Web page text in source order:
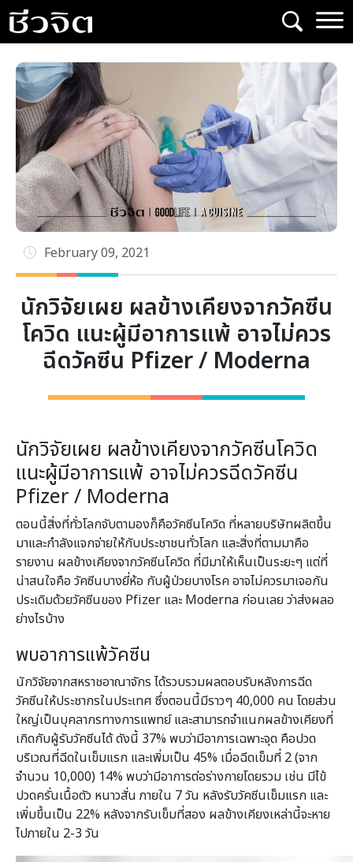
Skip
to
content
February 09, 2021
นักวิจัยเผย ผลข้างเคียงจากวัคซีน
โควิด แนะผู้มีอาการแพ้ อาจไม่ควร
ฉีดวัคซีน Pfizer / Moderna
นักวิจัยเผย ผลข้างเคียงจากวัคซีนโควิด
แนะผู้มีอาการแพ้ อาจไม่ควรฉีดวัคซีน
Pfizer / Moderna
ตอนนี้สิ่งที่ทั่วโลกจับตามองก็คือวัคซีนโควิด ที่หลายบริษัทผลิตขึ้น
มาและกำลังแจกจ่ายให้กับประชาชนทั่วโลก และสิ่งที่ตามมาคือ
รายงาน ผลข้างเคียงจากวัคซีนโควิด ที่มีมาให้เห็นเป็นระยะๆ แต่ที่
น่าสนใจคือ วัคซีนบางยี่ห้อ กับผู้ป่วยบางโรค อาจไม่ควรมาเจอกัน
ประเดิมด้วยวัคซีนของ Pfizer และ Moderna ก่อนเลย ว่าส่งผลอ
ย่างไรบ้าง
พบอาการแพ้วัคซีน
นักวิจัยจากสหราชอาณาจักร ได้รวบรวมผลตอบรับหลังการฉีด
วัคซีนให้ประชากรในประเทศ ซึ่งตอนนี้มีราวๆ 40,000 คน โดยส่วน
ใหญ่เป็นบุคลากรทางการแพทย์ และสามารถจำแนกผลข้างเคียงที่
เกิดกับผู้รับวัคซีนได้ ดังนี้ 37% พบว่ามีอาการเฉพาะจุด คือปวด
บริเวณที่ฉีดในเข็มแรก และเพิ่มเป็น 45% เมื่อฉีดเข็มที่ 2 (จาก
จำนวน 10,000) 14% พบว่ามีอาการต่อร่างกายโดยรวม เช่น มีไข้
ปวดครั่นเนื้อตัว หนาวสั่น ภายใน 7 วัน หลังรับวัคซีนเข็มแรก และ
เพิ่มขึ้นเป็น 22% หลังจากรับเข็มที่สอง ผลข้างเคียงเหล่านี้จะหาย
ไปภายใน 2-3 วัน